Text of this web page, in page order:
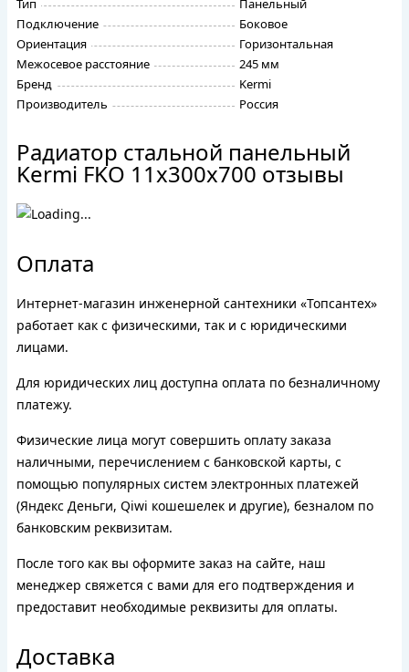
Тип
Панельный
Подключение
Боковое
Ориентация
Горизонтальная
Межосевое расстояние
245 мм
Бренд
Kermi
Производитель
Россия
Радиатор стальной панельный
Kermi FKO 11х300х700 отзывы
Оплата
Интернет-магазин инженерной сантехники «Топсантех»
работает как с физическими, так и с юридическими
лицами.
Для юридических лиц доступна оплата по безналичному
платежу.
Физические лица могут совершить оплату заказа
наличными, перечислением с банковской карты, с
помощью популярных систем электронных платежей
(Яндекс Деньги, Qiwi кошешелек и другие), безналом по
банковским реквизитам.
После того как вы оформите заказ на сайте, наш
менеджер свяжется с вами для его подтверждения и
предоставит необходимые реквизиты для оплаты.
Доставка